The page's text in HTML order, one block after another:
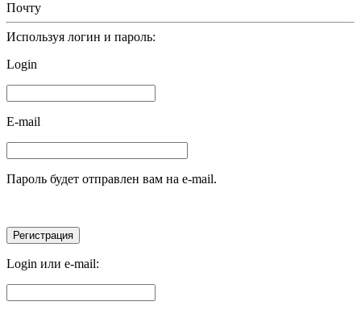
Почту
Используя логин и пароль:
Login
E-mail
Пароль будет отправлен вам на e-mail.
Login или e-mail: